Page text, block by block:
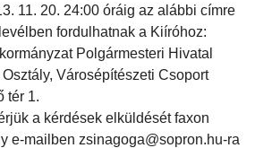
11. 20. 24:00 óráig az alábbi címre
fordulhatnak a Kiíróhoz:
Polgármesteri Hivatal
Városépítészeti Csoport
tér 1.
a kérdések elküldését faxon
e-mailben zsinagoga@sopron.hu-ra